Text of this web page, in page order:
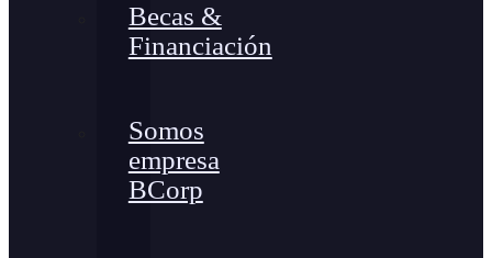
Becas &
Financiación
Somos
empresa
BCorp